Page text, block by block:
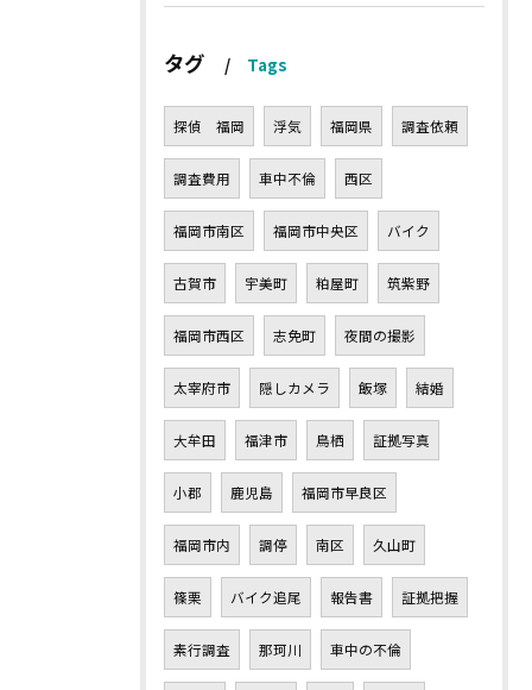
タグ Tags
探偵 福岡 浮気 福岡県 調査依頼
調査費用 車中不倫 西区
福岡市南区 福岡市中央区 バイク
古賀市 宇美町 粕屋町 筑紫野
福岡市西区 志免町 夜間の撮影
太宰府市 隠しカメラ 飯塚 結婚
大牟田 福津市 鳥栖 証拠写真
小郡 鹿児島 福岡市早良区
福岡市内 調停 南区 久山町
篠栗 バイク追尾 報告書 証拠把握
素行調査 那珂川 車中の不倫